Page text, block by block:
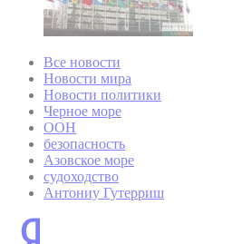
Все новости
Новости мира
Новости политики
Черное море
ООН
безопасность
Азовское море
судоходство
Антониу Гутерриш